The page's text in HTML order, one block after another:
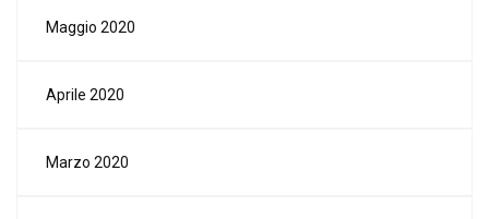
Maggio 2020
Aprile 2020
Marzo 2020